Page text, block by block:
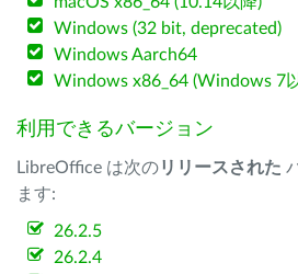
Windows (32 bit, deprecated)
Windows Aarch64
Windows x86_64 (Windows 7
利用できるバージョン
LibreOffice は次のリリースされた
ます:
26.2.5
26.2.4